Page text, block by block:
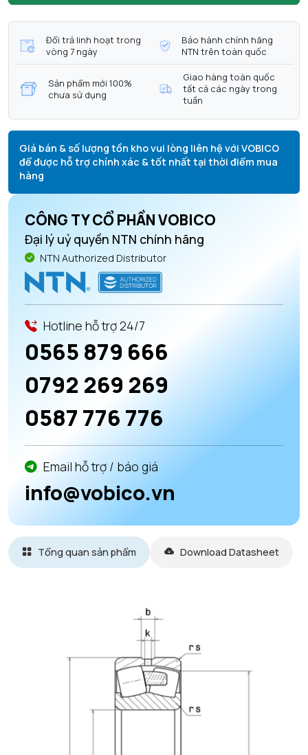
Đổi trả linh hoạt trong
vòng 7 ngày
Bảo hành chính hãng
NTN trên toàn quốc
Sản phẩm mới 100%
chưa sử dụng
Giao hàng toàn quốc
tất cả các ngày trong
tuần
Giá bán & số lượng tồn kho vui lòng liên hệ với VOBICO
để được hỗ trợ chính xác & tốt nhất tại thời điểm mua
hàng
CÔNG TY CỔ PHẦN VOBICO
Đại lý uỷ quyền NTN chính hãng
NTN Authorized Distributor
Hotline hỗ trợ 24/7
0565 879 666
0792 269 269
0587 776 776
Email hỗ trợ / báo giá
info@vobico.vn
Tổng quan sản phẩm Download Datasheet